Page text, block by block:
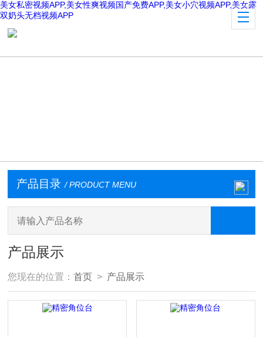
美女私密视频APP,美女性爽视频国产免费APP,美女小穴视频APP,美女露
双奶头无档视频APP
产品目录 / PRODUCT MENU
产品展示
您现在的位置：首页 > 产品展示